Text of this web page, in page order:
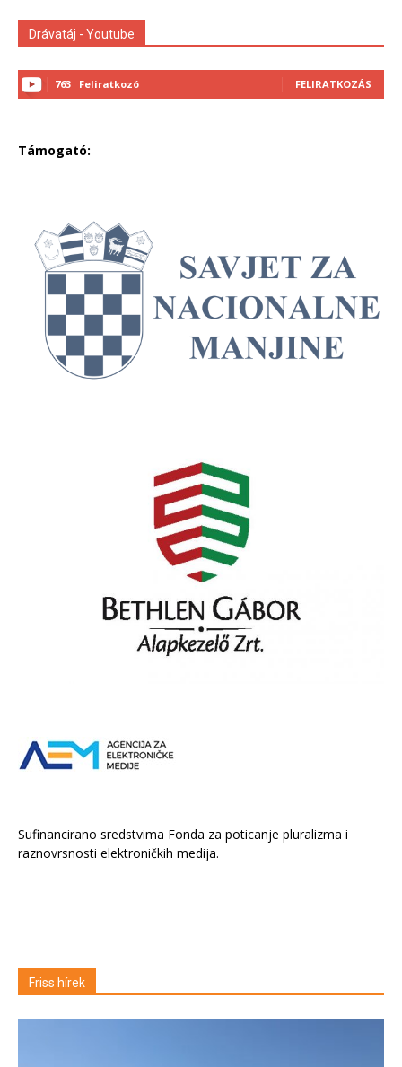
Drávatáj - Youtube
763 Feliratkozó FELIRATKOZÁS
Támogató:
Sufinancirano sredstvima Fonda za poticanje pluralizma i
raznovrsnosti elektroničkih medija.
Friss hírek